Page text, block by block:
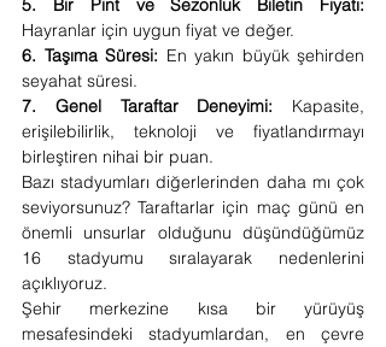
Hayranlar için uygun fiyat ve değer.
6. Taşıma Süresi: En yakın büyük şehirden
seyahat süresi.
7. Genel Taraftar Deneyimi: Kapasite,
erişilebilirlik, teknoloji ve fiyatlandırmayı
birleştiren nihai bir puan.
Bazı stadyumları diğerlerinden daha mı çok
seviyorsunuz? Taraftarlar için maç günü en
önemli unsurlar olduğunu düşündüğümüz
16 stadyumu sıralayarak nedenlerini
açıklıyoruz.
Şehir merkezine kısa bir yürüyüş
mesafesindeki stadyumlardan, en çevre